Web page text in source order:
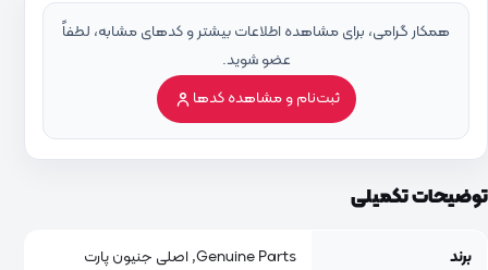
همکار گرامی، برای مشاهده اطلاعات بیشتر و کدهای مشابه، لطفاً
عضو شوید.
ثبت‌نام و مشاهده کدها
توضیحات تکمیلی
برند Genuine Parts, اصلی جنیون پارت